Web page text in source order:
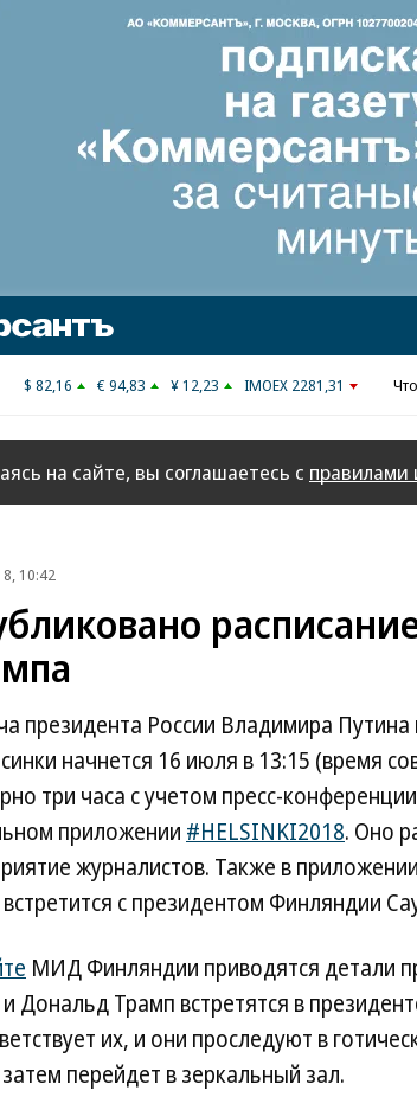
$ 82,16 € 94,83 ¥ 12,23 IMOEX 2281,31
на сайте, вы соглашаетесь с правилами
10:42
президента России Владимира
начнется 16 июля в 13:15 (время
три часа с учетом пресс-
приложении #HELSINKI2018. Оно
журналистов. Также в
с президентом Финляндии
МИД Финляндии приводятся детали
Дональд Трамп встретятся в
их, и они проследуют в
перейдет в зеркальный зал.